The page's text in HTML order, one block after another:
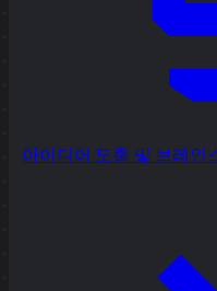
아이디어 도출 및 브레인